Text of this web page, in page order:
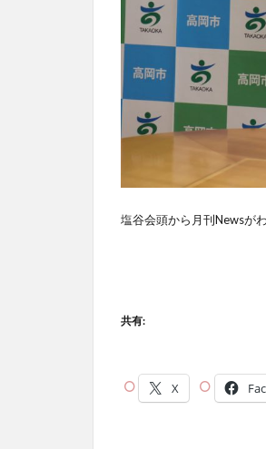
塩谷会頭から月刊Newsが
共有:
X